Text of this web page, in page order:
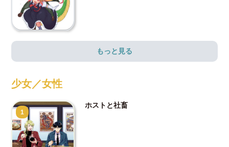
もっと見る
少女／女性
1
ホストと社畜